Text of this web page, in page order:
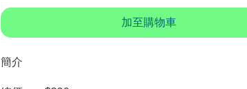
加至購物車
簡介